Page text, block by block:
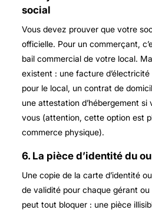
social
Vous devez prouver que votre
officielle. Pour un commerçant,
bail commercial de votre local.
existent : une facture
pour le local, un contrat de
une attestation d’hébergement
vous (attention, cette option est
commerce physique).
6. La pièce d’identité du
Une copie de la carte d’identité
de validité pour chaque gérant
peut tout bloquer : une pièce